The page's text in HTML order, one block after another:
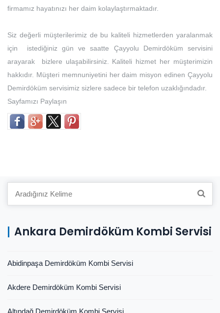
firmamız hayatınızı her daim kolaylaştırmaktadır.
Siz değerli müşterilerimiz de bu kaliteli hizmetlerden yaralanmak
için istediğiniz gün ve saatte Çayyolu Demirdöküm servisini
arayarak bizlere ulaşabilirsiniz. Kaliteli hizmet her müşterimizin
hakkıdır. Müşteri memnuniyetini her daim misyon edinen Çayyolu
Demirdöküm servisimiz sizlere sadece bir telefon uzaklığındadır.
Sayfamızı Paylaşın
Ankara Demirdöküm Kombi Servisi
Abidinpaşa Demirdöküm Kombi Servisi
Akdere Demirdöküm Kombi Servisi
Altındağ Demirdöküm Kombi Servisi